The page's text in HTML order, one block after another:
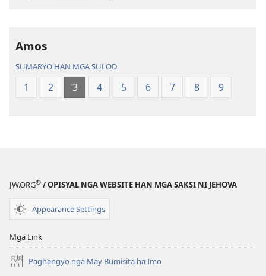
nga
Kalibotan
Kasuratan
Amos
SUMARYO HAN MGA SULOD
1 2 3 4 5 6 7 8 9
JW.ORG® / OPISYAL NGA WEBSITE HAN MGA SAKSI NI JEHOVA
Appearance Settings
Mga Link
Paghangyo nga May Bumisita ha Imo